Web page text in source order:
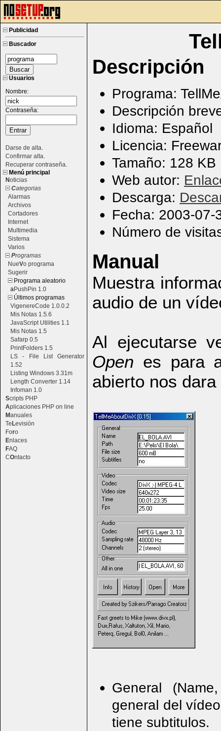
Publicidad
Buscador
Usuarios
Nombre:
Contraseña:
Darse de alta
Confirmar alta
Recuperar contraseña
Menú principal
Noticias
Categorias
Alarmas
Archivos
Cortadores
Internet
Multimedia
Sistema
Varios
Programas
NueVo programa
Sugerir
Programa aleatorio
aPushPin 1.0
Últimos programas
VigenereCode 1.0.0.2
Mis Notas 1.5.6
JavaScript Utilities 1.1
Mis Notas 1.5
Safarp 0.5
PrintFolders 1.5
LS - File List Generator
1.52
Listing Windows 3.31m
Length Converter 1.14
Infoman 1.0
Scripts PHP
Aplicaciones PHP on line
Manuales
TeLevisión
Foro
Enlaces
FAQ
COntacto
Descripción
Programa:
Descripción
Idioma: Español
Licencia:
Tamaño: 128 KB
Web autor:
Descarga:
Fecha: 2003-07-
Número de
Manual
Muestra
audio de un
Al ejecutarse
Open es para
abierto nos
General
general del
tiene subtitulos.